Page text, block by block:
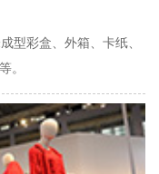
型彩盒、外箱、卡纸、
。